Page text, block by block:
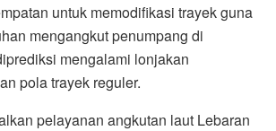
untuk memodifikasi trayek guna
mengangkut penumpang di
mengalami lonjakan
pola trayek reguler.
pelayanan angkutan laut Lebaran